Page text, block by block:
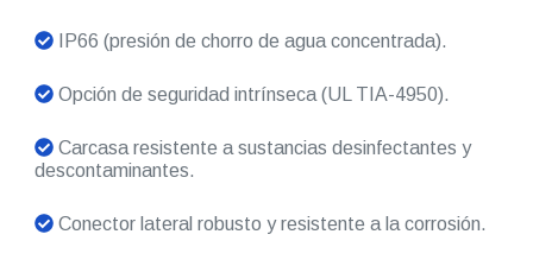
IP66 (presión de chorro de agua concentrada).
Opción de seguridad intrínseca (UL TIA-4950).
Carcasa resistente a sustancias desinfectantes y
descontaminantes.
Conector lateral robusto y resistente a la corrosión.